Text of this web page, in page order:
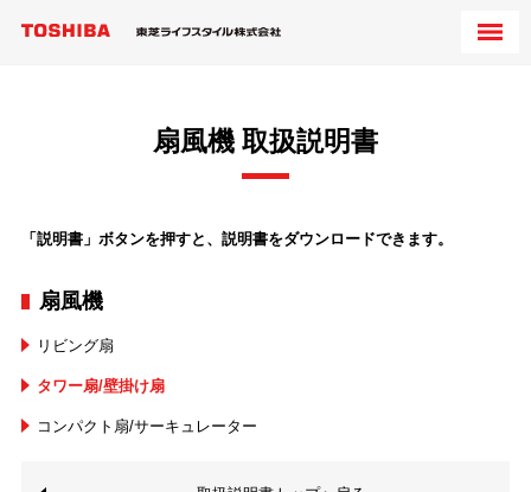
扇風機 取扱説明書
「説明書」ボタンを押すと、説明書をダウンロードできます。
扇風機
リビング扇
タワー扇/壁掛け扇
コンパクト扇/サーキュレーター